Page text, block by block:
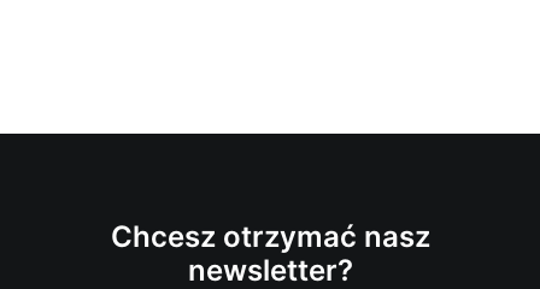
Chcesz otrzymać nasz
newsletter?